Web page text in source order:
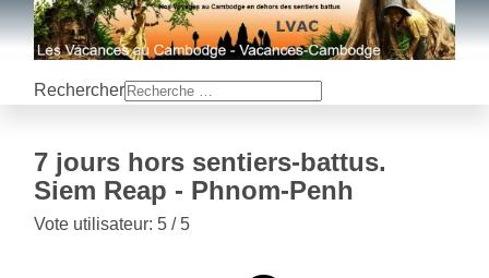
Rechercher
7 jours hors sentiers-battus.
Siem Reap - Phnom-Penh
Vote utilisateur: 5 / 5